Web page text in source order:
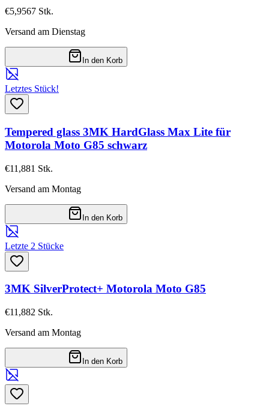
€5,9567 Stk.
Versand am Dienstag
In den Korb
Letztes Stück!
Tempered glass 3MK HardGlass Max Lite für
Motorola Moto G85 schwarz
€11,881 Stk.
Versand am Montag
In den Korb
Letzte 2 Stücke
3MK SilverProtect+ Motorola Moto G85
€11,882 Stk.
Versand am Montag
In den Korb